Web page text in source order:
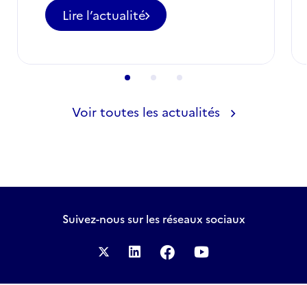
Lire l’actualité
-
Appel
candidatures
pour
postes
d'ETI
2026
Voir toutes les actualités
Suivez-noussur les réseaux sociaux